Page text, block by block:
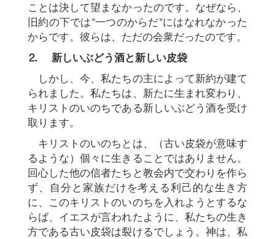
ことは決して望まなかったのです。なぜなら、
旧約の下では"一つのからだ"にはなれなかった
からです。彼らは、ただの会衆だったのです。
⒉
新しいぶどう酒と新しい皮袋
しかし、今、私たちの主によって新約が建て
られました。私たちは、新たに生まれ変わり、
キリストのいのちである新しいぶどう酒を受け
取ります。
キリストのいのちとは、（古い皮袋が意味す
るような）個々に生きることではありません。
回心した他の信者たちと教会内で交わりを作ら
ず、自分と家族だけを考える利己的な生き方
に、このキリストのいのちを入れようとするな
らば、イエスが言われたように、私たちの生き
方である古い皮袋は裂けるでしょう。神は、私